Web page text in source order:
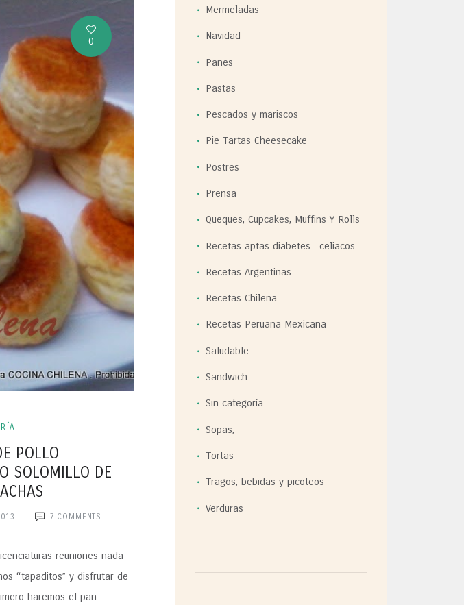
0
POLLO
SOLOMILLO DE
7 COMMENTS
reuniones nada
“tapaditos” y disfrutar de
haremos el pan
Mermeladas
Navidad
Panes
Pastas
Pescados y mariscos
Pie Tartas Cheesecake
Postres
Prensa
Queques, Cupcakes, Muffins Y Rolls
Recetas aptas diabetes . celiacos
Recetas Argentinas
Recetas Chilena
Recetas Peruana Mexicana
Saludable
Sandwich
Sin categoría
Sopas,
Tortas
Tragos, bebidas y picoteos
Verduras